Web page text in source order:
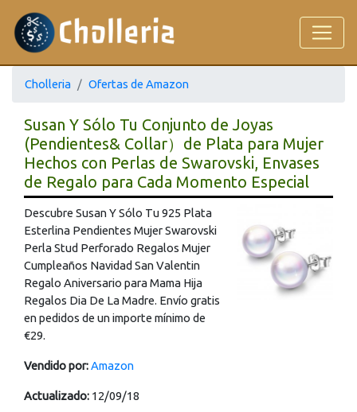
Cholleria Ofertas de Amazon
Susan Y Sólo Tu Conjunto de Joyas
(Pendientes& Collar）de Plata para Mujer
Hechos con Perlas de Swarovski, Envases
de Regalo para Cada Momento Especial
Descubre Susan Y Sólo Tu 925 Plata
Esterlina Pendientes Mujer Swarovski
Perla Stud Perforado Regalos Mujer
Cumpleaños Navidad San Valentin
Regalo Aniversario para Mama Hija
Regalos Dia De La Madre. Envío gratis
en pedidos de un importe mínimo de
€29.
Vendido por:Amazon
Actualizado: 12/09/18